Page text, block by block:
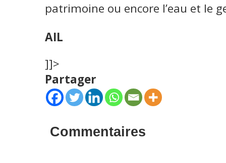
patrimoine ou encore l’eau et le
AIL
]]>
Partager
Commentaires